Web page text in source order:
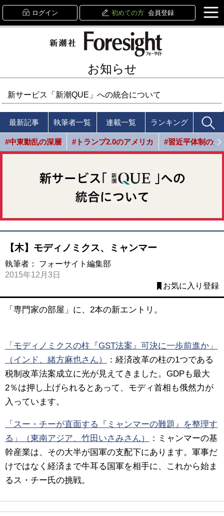
ログイン 初めての方 会員登録
お知らせ
新サービス「新潮QUE」への統合について
最新記事 執筆者一覧 連載一覧 ランキング
#中東動乱の深層 #トランプ2.0のアメリカ #習近平体制の光
【木】モディノミクス、ミャンマー
執筆者： フォーサイト編集部
2015年12月3日
お気に入り登録
「専門家の部屋」に、2本の新エントリ。
「モディノミクスの柱『GST法案』可決に一歩前進か」
（インド、緒方麻也さん）
：経済改革の柱の1つである
税制改革法案成立に光が見えてきました。GDPも最大
2％は押し上げられるとあって、モディ首相も俄然力が
入っています。
「スー・チーが直面する『ミャンマーの難題』を整理す
る」（東南アジア、竹田いさみさん）
：ミャンマーの基
幹産業は、その大半が国軍の支配下にあります。軍事だ
けではなく経済まで牛耳る国軍を相手に、これから始ま
るス・チー氏の挑戦。